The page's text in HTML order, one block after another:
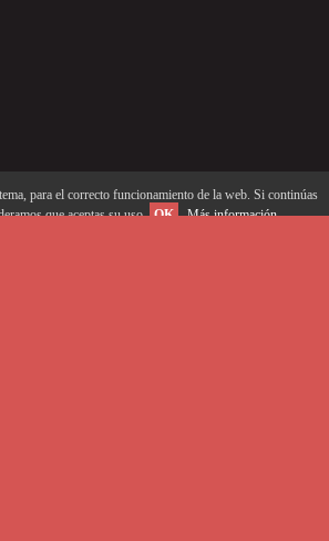
para el correcto funcionamiento de la web. Si continúas
que aceptas su uso. OK Más información